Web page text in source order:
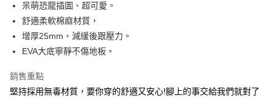
街口支付
悠遊付
Google Pay
AFTEE先享後付
相關說明
呆萌恐龍插圖、超可愛。
舒適柔軟棉麻材質，
增厚25mm，減緩後跟壓力。
EVA大底寧靜不傷地板。
銷售重點
堅持採用無毒材質，要你穿的舒適又安心!腳上的事交給我們就對了